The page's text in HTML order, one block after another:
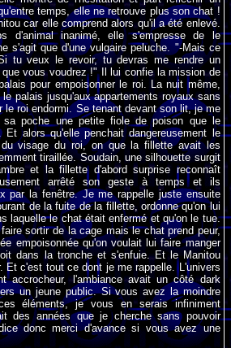
temps, elle ne retrouve plus son chat !
car elle comprend alors qu'il a été enlevé.
d'animal inanimé, elle s'empresse de le
s'agit que d'une vulgaire peluche. "-Mais ce
tu veux le revoir, tu devras me rendre un
vous voudrez !" Il lui confie la mission de
pour empoisonner le roi. La nuit même,
palais jusqu'aux appartements royaux sans
le roi endormi. Se tenant devant son lit, je me
poche une petite fiole de poison que le
Et alors qu'elle penchait dangereusement le
visage du roi, on que la fillette avait les
tiraillée. Soudain, une silhouette surgit
et la fillette d'abord surprise reconnaît
arrêté son geste à temps et ils
par la fenêtre. Je me rappelle juste ensuite
de la fuite de la fillette, ordonne qu'on lui
laquelle le chat était enfermé et qu'on le tue.
sortir de la cage mais le chat prend peur,
empoisonnée qu'on voulait lui faire manger
dans la tronche et s'enfuie. Et le Manitou
Et c'est tout ce dont je me rappelle. L'univers
accrocheur, l'ambiance avait un côté dark
un jeune public. Si vous avez la moindre
éléments, je vous en serais infiniment
des années que je cherche sans pouvoir
donc merci d'avance si vous avez une